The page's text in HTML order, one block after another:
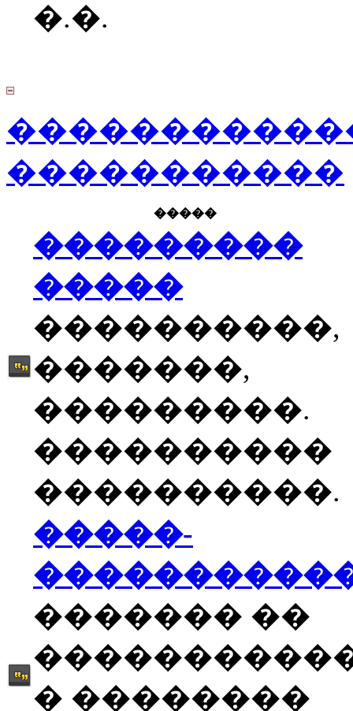
�.�.
�����������
�����
���������
�����
����������,
�������,
���������.
����������
����������.
�����-
������� ��
� ��������